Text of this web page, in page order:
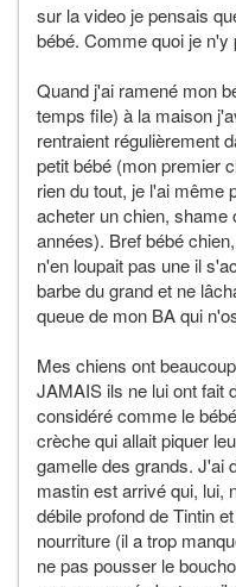
sur la video je pensais
bébé. Comme quoi je n'y
Quand j'ai ramené mon
temps file) à la maison
rentraient régulièrement
petit bébé (mon premier
rien du tout, je l'ai même
acheter un chien, shame
années). Bref bébé
n'en loupait pas une il
barbe du grand et ne
queue de mon BA qui
Mes chiens ont
JAMAIS ils ne lui ont fait
considéré comme le
crèche qui allait piquer
gamelle des grands. J'ai
mastin est arrivé qui, lui,
débile profond de Tintin
nourriture (il a trop
ne pas pousser le